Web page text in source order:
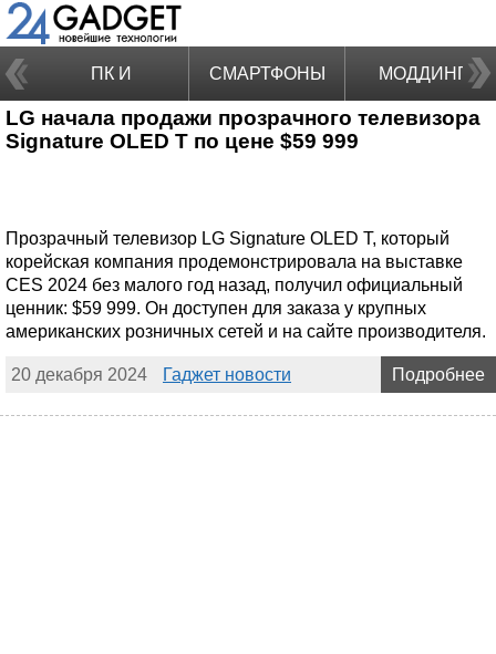
ПК И
НОУТБУКИ
СМАРТФОНЫ МОДДИНГ
LG начала продажи прозрачного телевизора
Signature OLED T по цене $59 999
Прозрачный телевизор LG Signature OLED T, который
корейская компания продемонстрировала на выставке
CES 2024 без малого год назад, получил официальный
ценник: $59 999. Он доступен для заказа у крупных
американских розничных сетей и на сайте производителя.
20 декабря 2024 Гаджет новости Подробнее